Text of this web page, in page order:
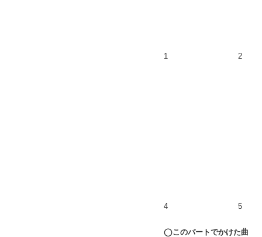
1 2
4 5
◯このパートでかけた曲